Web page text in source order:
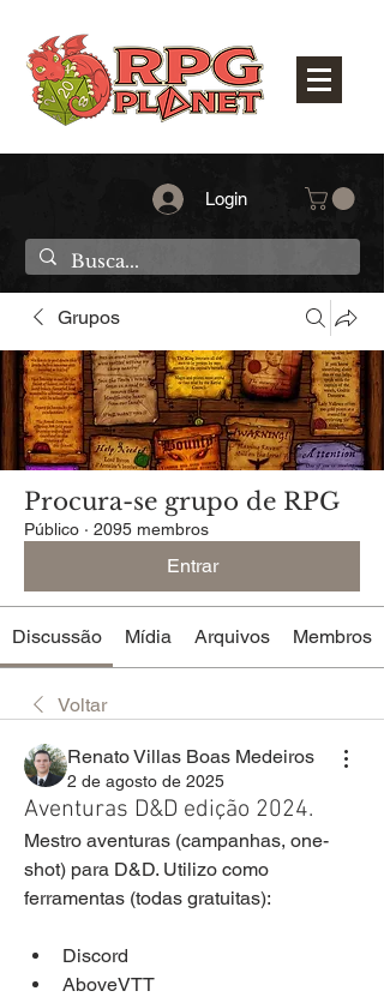
Login
Grupos
Procura-se grupo de RPG
Público · 2095 membros
Entrar
Discussão Mídia Arquivos Membros
Voltar
Renato Villas Boas Medeiros
2 de agosto de 2025
Aventuras D&D edição 2024.
Mestro aventuras (campanhas, one-
shot) para D&D. Utilizo como
ferramentas (todas gratuitas):
Discord
AboveVTT